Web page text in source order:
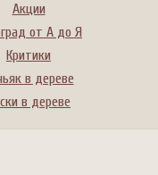
Акции
от А до Я
Критики
в дереве
в дереве